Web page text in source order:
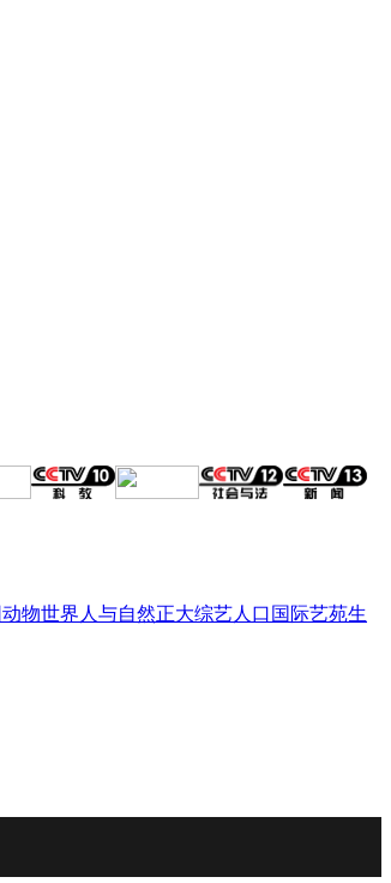
动物世界 人与自然正大综艺人口 国际艺苑生